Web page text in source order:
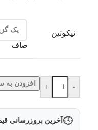
نیکوتین
صاف
-
+ افزودن به
🕓 آخرین بروزرسانی